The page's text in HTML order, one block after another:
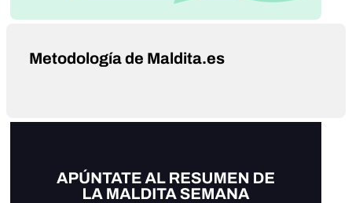
Metodología de Maldita.es